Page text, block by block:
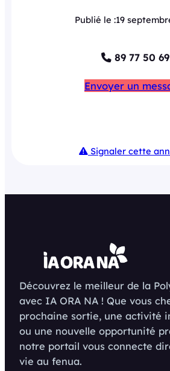
Publié le :19
89 77 50 69
Envoyer un
Signaler cette
Découvrez le meilleur de la
avec IA ORA NA ! Que vous
prochaine sortie, une activité
ou une nouvelle opportunité
notre portail vous connecte
vie au fenua.